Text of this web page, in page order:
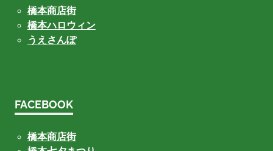
橋本商店街
橋本ハロウィン
うえさんぽ
FACEBOOK
橋本商店街